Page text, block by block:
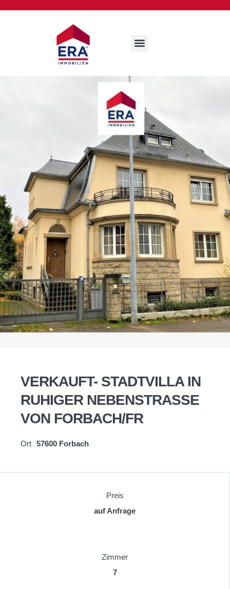
VERKAUFT- STADTVILLA IN
RUHIGER NEBENSTRASSE
VON FORBACH/FR
Ort 57600 Forbach
Preis
auf Anfrage
Zimmer
7